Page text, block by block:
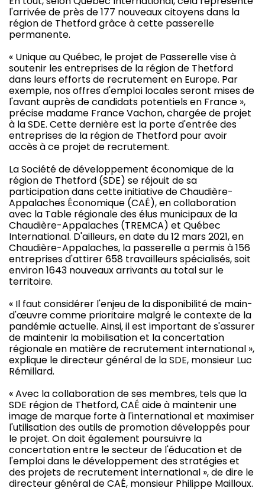
l'arrivée de près de 177 nouveaux citoyens dans la
région de Thetford grâce à cette passerelle
permanente.
« Unique au Québec, le projet de Passerelle vise à
soutenir les entreprises de la région de Thetford
dans leurs efforts de recrutement en Europe. Par
exemple, nos offres d'emploi locales seront mises de
l'avant auprès de candidats potentiels en France »,
précise madame France Vachon, chargée de projet
à la SDE. Cette dernière est la porte d'entrée des
entreprises de la région de Thetford pour avoir
accès à ce projet de recrutement.
La Société de développement économique de la
région de Thetford (SDE) se réjouit de sa
participation dans cette initiative de Chaudière-
Appalaches Économique (CAÉ), en collaboration
avec la Table régionale des élus municipaux de la
Chaudière-Appalaches (TREMCA) et Québec
International. D'ailleurs, en date du 12 mars 2021, en
Chaudière-Appalaches, la passerelle a permis à 156
entreprises d'attirer 658 travailleurs spécialisés, soit
environ 1643 nouveaux arrivants au total sur le
territoire.
« Il faut considérer l'enjeu de la disponibilité de main-
d'œuvre comme prioritaire malgré le contexte de la
pandémie actuelle. Ainsi, il est important de s'assurer
de maintenir la mobilisation et la concertation
régionale en matière de recrutement international »,
explique le directeur général de la SDE, monsieur Luc
Rémillard.
« Avec la collaboration de ses membres, tels que la
SDE région de Thetford, CAÉ aide à maintenir une
image de marque forte à l'international et maximiser
l'utilisation des outils de promotion développés pour
le projet. On doit également poursuivre la
concertation entre le secteur de l'éducation et de
l'emploi dans le développement des stratégies et
des projets de recrutement international », de dire le
directeur général de CAÉ, monsieur Philippe Mailloux.